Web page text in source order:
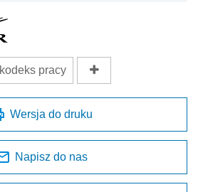
kodeks pracy
Wersja do druku
Napisz do nas